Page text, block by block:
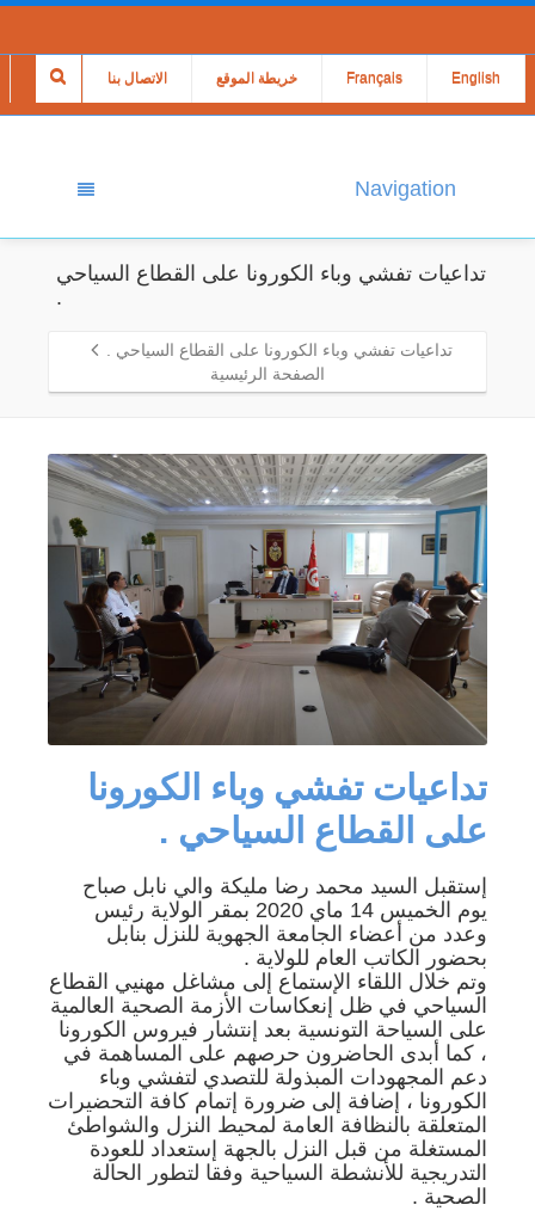
الاتصال بنا خريطة الموقع Français English
Navigation
تداعيات تفشي وباء الكورونا على القطاع السياحي
.
تداعيات تفشي وباء الكورونا على القطاع السياحي .
الصفحة الرئيسية
تداعيات تفشي وباء الكورونا
على القطاع السياحي .
إستقبل السيد محمد رضا مليكة والي نابل صباح
يوم الخميس 14 ماي 2020 بمقر الولاية رئيس
وعدد من أعضاء الجامعة الجهوية للنزل بنابل
بحضور الكاتب العام للولاية .
وتم خلال اللقاء الإستماع إلى مشاغل مهنيي القطاع
السياحي في ظل إنعكاسات الأزمة الصحية العالمية
على السياحة التونسية بعد إنتشار فيروس الكورونا
، كما أبدى الحاضرون حرصهم على المساهمة في
دعم المجهودات المبذولة للتصدي لتفشي وباء
الكورونا ، إضافة إلى ضرورة إتمام كافة التحضيرات
المتعلقة بالنظافة العامة لمحيط النزل والشواطئ
المستغلة من قبل النزل بالجهة إستعداد للعودة
التدريجية للأنشطة السياحية وفقا لتطور الحالة
الصحية .